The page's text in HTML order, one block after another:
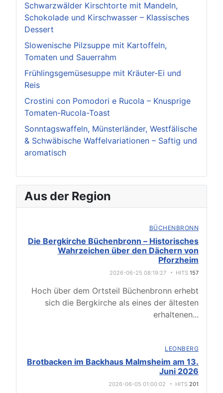
Schwarzwälder Kirschtorte mit Mandeln,
Schokolade und Kirschwasser – Klassisches
Dessert
Slowenische Pilzsuppe mit Kartoffeln,
Tomaten und Sauerrahm
Frühlingsgemüsesuppe mit Kräuter-Ei und
Reis
Crostini con Pomodori e Rucola – Knusprige
Tomaten-Rucola-Toast
Sonntagswaffeln, Münsterländer, Westfälische
& Schwäbische Waffelvariationen – Saftig und
aromatisch
Aus der Region
BÜCHENBRONN
Die Bergkirche Büchenbronn – Historisches
Wahrzeichen über den Dächern von
Pforzheim
2026-06-25 08:19:27 HITS 157
Hoch über dem Ortsteil Büchenbronn erhebt
sich die Bergkirche als eines der ältesten
erhaltenen...
LEONBERG
Brotbacken im Backhaus Malmsheim am 13.
Juni 2026
2026-06-05 01:00:02 HITS 201